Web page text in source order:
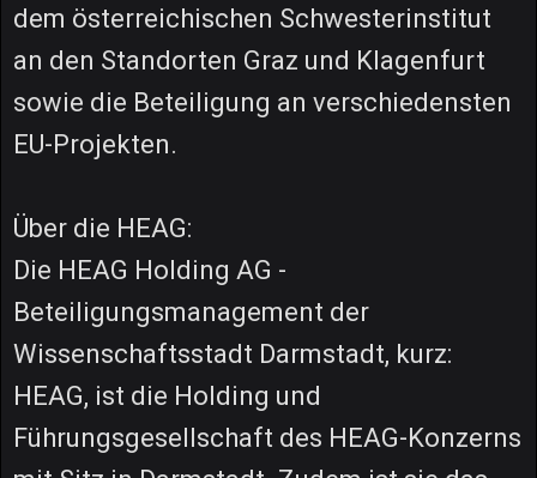
dem österreichischen Schwesterinstitut
an den Standorten Graz und Klagenfurt
sowie die Beteiligung an verschiedensten
EU-Projekten.
Über die HEAG:
Die HEAG Holding AG -
Beteiligungsmanagement der
Wissenschaftsstadt Darmstadt, kurz:
HEAG, ist die Holding und
Führungsgesellschaft des HEAG-Konzerns